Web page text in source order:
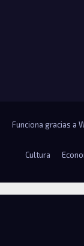
Funciona gracias a
Cultura